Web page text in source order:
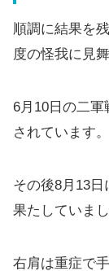
順調に結果を
度の怪我に見
6月10日の二
されています。
その後8月13
果たしていま
右肩は重症で